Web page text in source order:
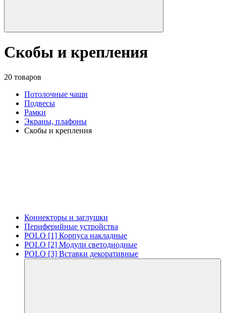
Скобы и крепления
20 товаров
Потолочные чаши
Подвесы
Рамки
Экраны, плафоны
Скобы и крепления
Коннекторы и заглушки
Периферийные устройства
POLO [1] Корпуса накладные
POLO [2] Модули светодиодные
POLO [3] Вставки декоративные